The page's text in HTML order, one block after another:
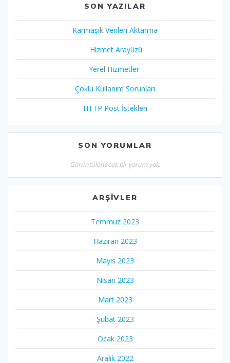
SON YAZILAR
Karmaşık Verileri Aktarma
Hizmet Arayüzü
Yerel Hizmetler
Çoklu Kullanım Sorunları
HTTP Post İstekleri
SON YORUMLAR
Görüntülenecek bir yorum yok.
ARŞIVLER
Temmuz 2023
Haziran 2023
Mayıs 2023
Nisan 2023
Mart 2023
Şubat 2023
Ocak 2023
Aralık 2022